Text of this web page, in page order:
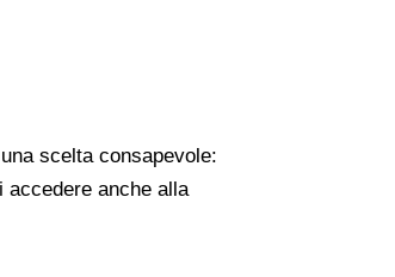
scelta consapevole:
accedere anche alla